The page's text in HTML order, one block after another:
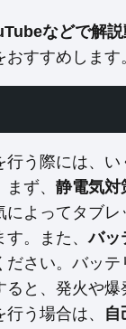
などで解
すすめします
行う際には、い
ず、 静電気対
によってタブ
す。また、バッ
ださい。バッテ
ると、発火や爆
う場合は、 自